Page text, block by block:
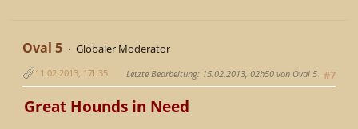
Oval 5
Globaler Moderator
#7
11.02.2013, 17h35 Letzte Bearbeitung: 15.02.2013, 02h50 von Oval 5
Great Hounds in Need